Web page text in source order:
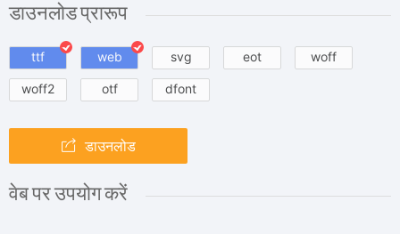
डाउनलोड प्रारूप
ttf web svg eot woff
woff2 otf dfont
डाउनलोड
वेब पर उपयोग करें